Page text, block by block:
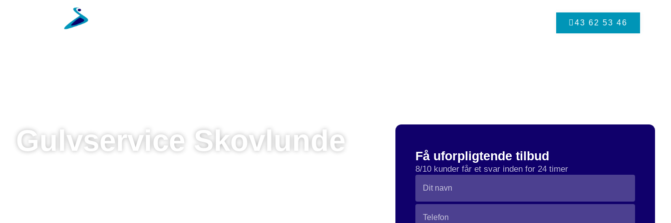
43 62 53 46
Gulvservice Skovlunde Få uforpligtende tilbud
8/10 kunder får et svar inden for 24 timer